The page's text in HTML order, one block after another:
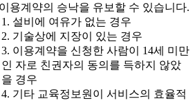
용계약의 승낙을 유보할 수 있습니다.
1. 설비에 여유가 없는 경우
2. 기술상에 지장이 있는 경우
3. 이용계약을 신청한 사람이 14세 미만
인 자로 친권자의 동의를 득하지 않았
을 경우
4. 기타 교육정보원이 서비스의 효율적